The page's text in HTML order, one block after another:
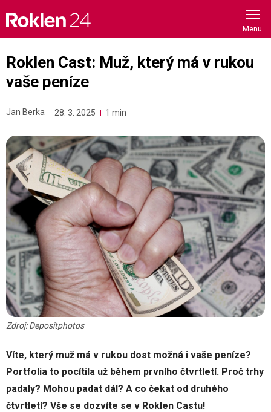
content
Roklen Cast: Muž, který má v rukou
vaše peníze
Jan Berka 28. 3. 2025 1 min
Zdroj: Depositphotos
Víte, který muž má v rukou dost možná i vaše peníze?
Portfolia to pocítila už během prvního čtvrtletí. Proč trhy
padaly? Mohou padat dál? A co čekat od druhého
čtvrtletí? Vše se dozvíte se v Roklen Castu!